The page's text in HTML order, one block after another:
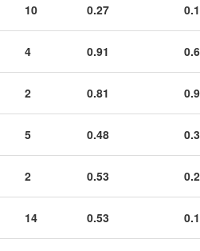
10 0.27
4 0.91
2 0.81
5 0.48
2 0.53
14 0.53